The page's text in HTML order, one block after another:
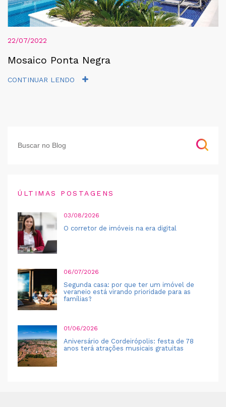
22/07/2022
Mosaico Ponta Negra
CONTINUAR LENDO
ÚLTIMAS POSTAGENS
03/08/2026
O corretor de imóveis na era digital
06/07/2026
Segunda casa: por que ter um imóvel de
veraneio está virando prioridade para as
famílias?
01/06/2026
Aniversário de Cordeirópolis: festa de 78
anos terá atrações musicais gratuitas